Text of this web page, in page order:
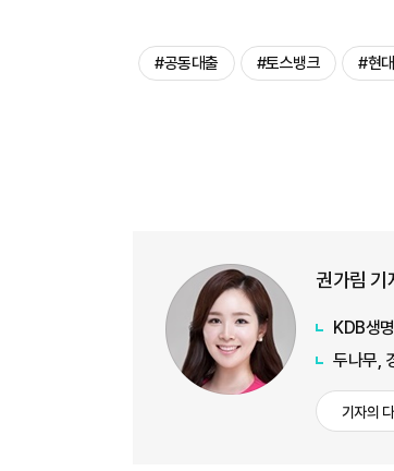
#공동대출 #토스뱅크 #현
권가림 기
KDB생
두나무,
기자의